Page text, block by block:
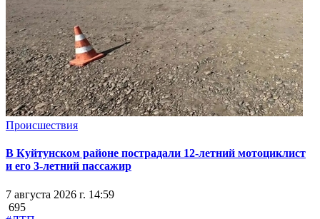
Происшествия
В Куйтунском районе пострадали 12-летний мотоциклист
и его 3-летний пассажир
7 августа 2026 г. 14:59
695